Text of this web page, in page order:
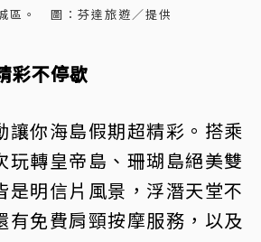
區。 圖：芬達旅遊／提供
彩不停歇
讓你海島假期超精彩。搭乘
玩轉皇帝島、珊瑚島絕美雙
是明信片風景，浮潛天堂不
有免費肩頸按摩服務，以及